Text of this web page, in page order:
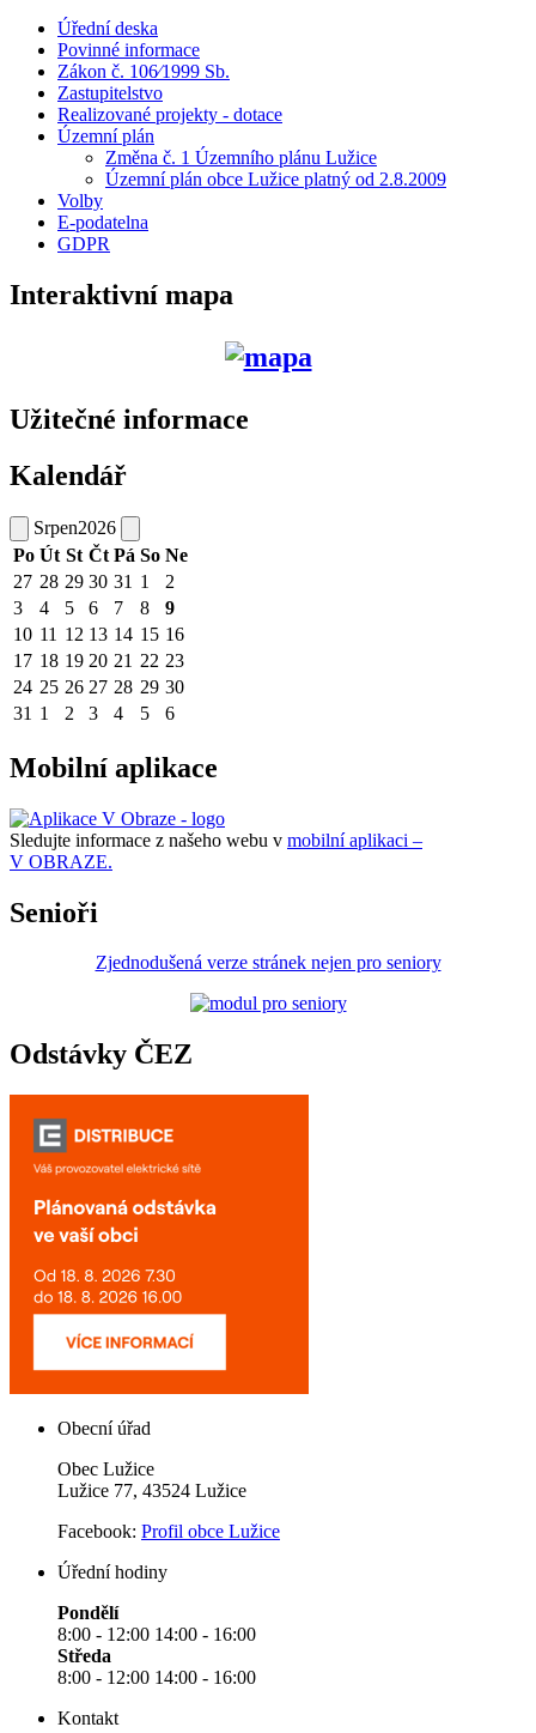
Úřední deska
Povinné informace
Zákon č. 106⁄1999 Sb.
Zastupitelstvo
Realizované projekty - dotace
Územní plán
Změna č. 1 Územního plánu Lužice
Územní plán obce Lužice platný od 2.8.2009
Volby
E-podatelna
GDPR
Interaktivní mapa
Užitečné informace
Kalendář
Srpen2026
Po Út St Čt Pá So Ne
27 28 29 30 31 1
2
3
4 5 6 7 8
9
10 11 12 13 14 15 16
17 18 19 20 21 22 23
24 25 26 27 28 29 30
31 1 2 3 4 5 6
Mobilní aplikace
Sledujte informace z našeho webu v mobilní aplikaci –
V OBRAZE.
Senioři
Zjednodušená verze stránek nejen pro seniory
Odstávky ČEZ
Obecní úřad
Obec Lužice
Lužice 77, 43524 Lužice
Facebook: Profil obce Lužice
Úřední hodiny
Pondělí
8:00 - 12:00 14:00 - 16:00
Středa
8:00 - 12:00 14:00 - 16:00
Kontakt